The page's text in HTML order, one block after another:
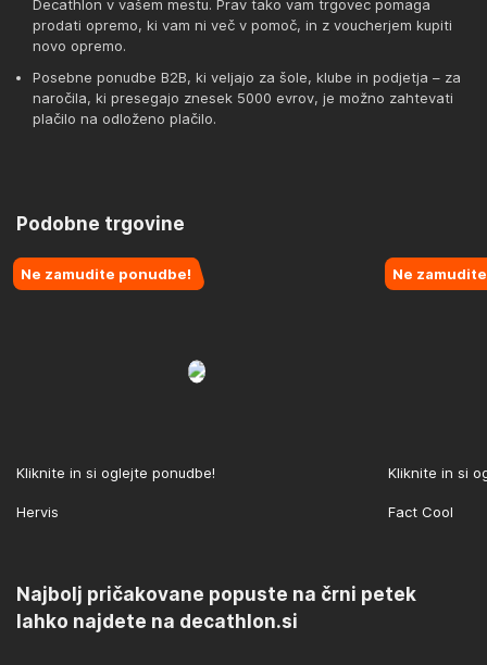
Najbolj pričakovane popuste na črni petek
lahko najdete na decathlon.si
Decathlon v vašem mestu. Prav tako vam trgovec pomaga
prodati opremo, ki vam ni več v pomoč, in z voucherjem kupiti
novo opremo.
Posebne ponudbe B2B, ki veljajo za šole, klube in podjetja – za
naročila, ki presegajo znesek 5000 evrov, je možno zahtevati
plačilo na odloženo plačilo.
Podobne trgovine
Ne zamudite ponudbe!
Kliknite in si oglejte ponudbe!
Hervis
Ne
Kliknite in si
Fact Cool